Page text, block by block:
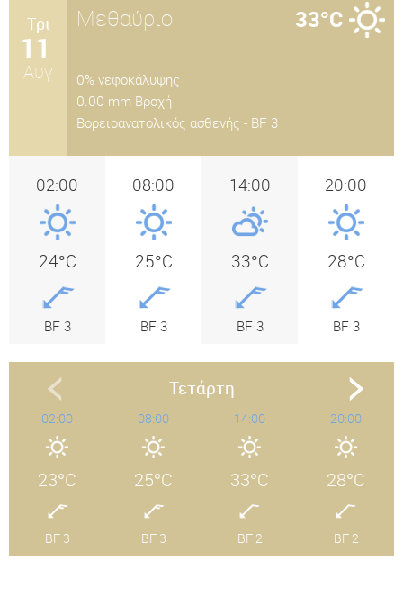
Τρι
11
Αυγ
Μεθαύριο 33°C
0% νεφοκάλυψης
0.00 mm Βροχή
Βορειοανατολικός ασθενής - BF 3
02:00
24°C
BF 3
08:00
25°C
BF 3
14:00
33°C
BF 3
20:00
28°C
BF 3
Τετάρτη
02:00
23°C
BF 3
08:00
25°C
BF 3
14:00
33°C
BF 2
20:00
28°C
BF 2